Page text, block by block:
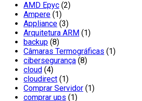
AMD Epyc (2)
Ampere (1)
Appliance (3)
Arquitetura ARM (1)
backup (8)
Câmaras Termográficas (1)
cibersegurança (8)
cloud (4)
cloudirect (1)
Comprar Servidor (1)
comprar ups (1)